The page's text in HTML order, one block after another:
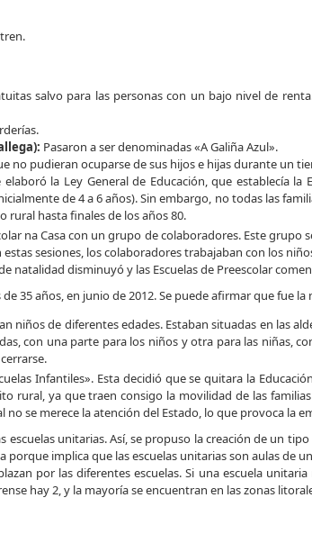
salvo para las personas con un bajo nivel de
Pasaron a ser denominadas «A Galiña Azul».
no pudieran ocuparse de sus hijos e hijas durante un
la Ley General de Educación, que establecía
de 4 a 6 años). Sin embargo, no todas las
rural hasta finales de los años 80.
na Casa con un grupo de colaboradores. Este grupo
sesiones, los colaboradores trabajaban con los
natalidad disminuyó y las Escuelas de Preescolar
35 años, en junio de 2012. Se puede afirmar que fue
niños de diferentes edades. Estaban situadas en las
con una parte para los niños y otra para las niñas,
Infantiles». Esta decidió que se quitara la
rural, ya que traen consigo la movilidad de las
se merece la atención del Estado, lo que provoca la
unitarias. Así, se propuso la creación de un
porque implica que las escuelas unitarias son aulas de
por las diferentes escuelas. Si una escuela
hay 2, y la mayoría se encuentran en las zonas